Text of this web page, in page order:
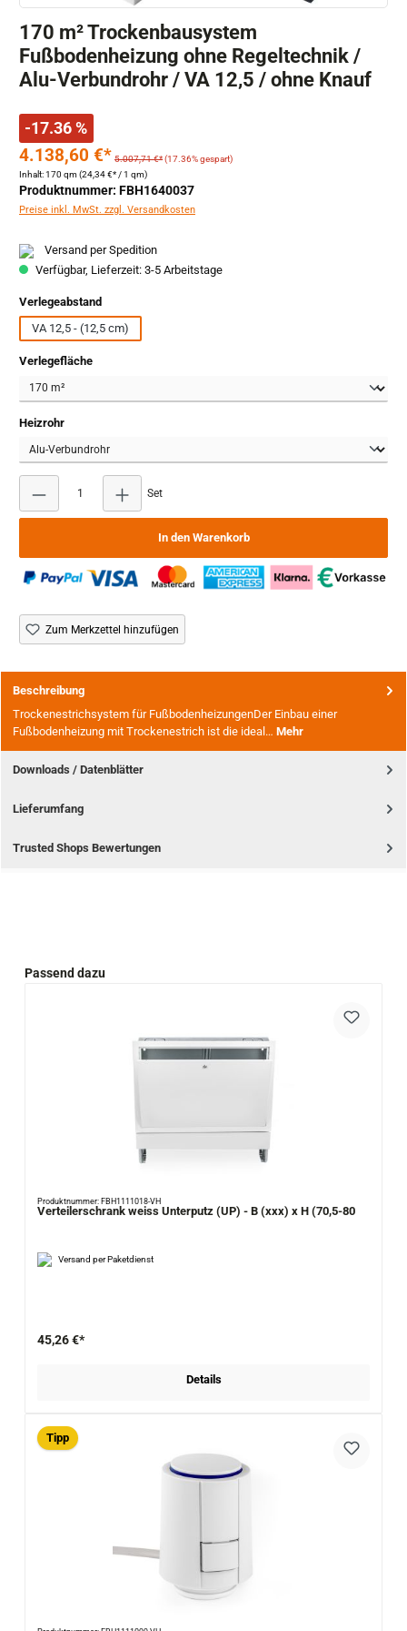
170 m² Trockenbausystem
Fußbodenheizung ohne Regeltechnik /
Alu-Verbundrohr / VA 12,5 / ohne Knauf
-17.36 %
4.138,60 €* 5.007,71 €*(17.36% gespart)
Inhalt:170 qm (24,34 €* / 1 qm)
Produktnummer: FBH1640037
Preise inkl. MwSt. zzgl. Versandkosten
Versand per Spedition
Verfügbar, Lieferzeit: 3-5 Arbeitstage
Verlegeabstandauswählen
VA 12,5 - (12,5 cm)
Verlegeflächeauswählen
Heizrohrauswählen
Set
In den Warenkorb
Zum Merkzettel hinzufügen
Beschreibung
Trockenestrichsystem für FußbodenheizungenDer Einbau einer
Fußbodenheizung mit Trockenestrich ist die ideal… Mehr
Downloads / Datenblätter
Lieferumfang
Trusted Shops Bewertungen
Produktgalerie überspringen
Passend dazu
Produktnummer: FBH1111018-VH
Verteilerschrank weiss Unterputz (UP) - B (xxx) x H (70,5-80
Versand per Paketdienst
45,26 €*
Details
Tipp